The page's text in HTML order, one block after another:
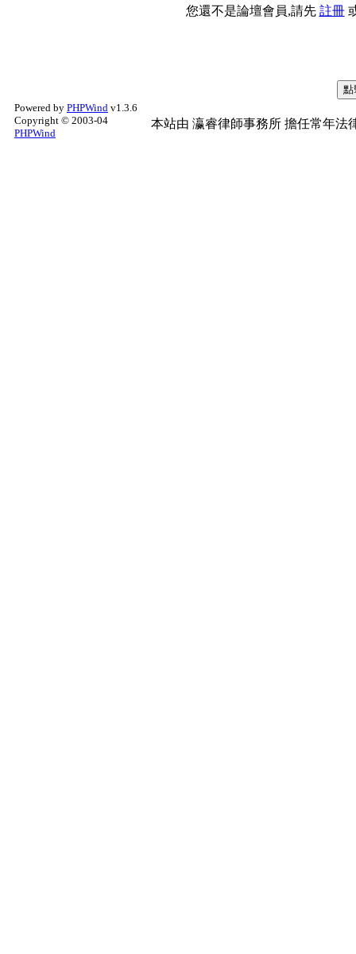
您還不是論壇會員,請先 註冊
Powered by PHPWind v1.3.6
Copyright © 2003-04
PHPWind
本站由 瀛睿律師事務所 擔任常年法